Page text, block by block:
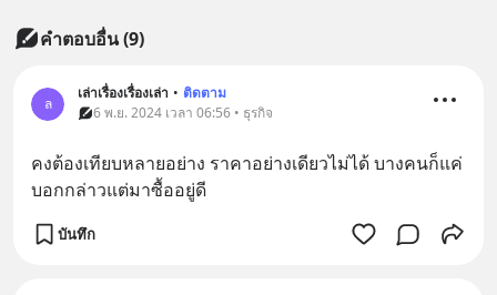
คำตอบอื่น(9)
ล
เล่าเรื่องเรื่องเล่า • ติดตาม
6 พ.ย. 2024 เวลา 06:56 • ธุรกิจ
คงต้องเทียบหลายอย่าง ราคาอย่างเดียวไม่ได้ บางคนก็แค่
บอกกล่าวแต่มาซื้ออยู่ดี
บันทึก